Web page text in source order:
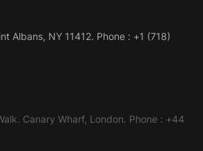
Albans, NY 11412. Phone : +1 (718)
Canary Wharf, London. Phone : +44